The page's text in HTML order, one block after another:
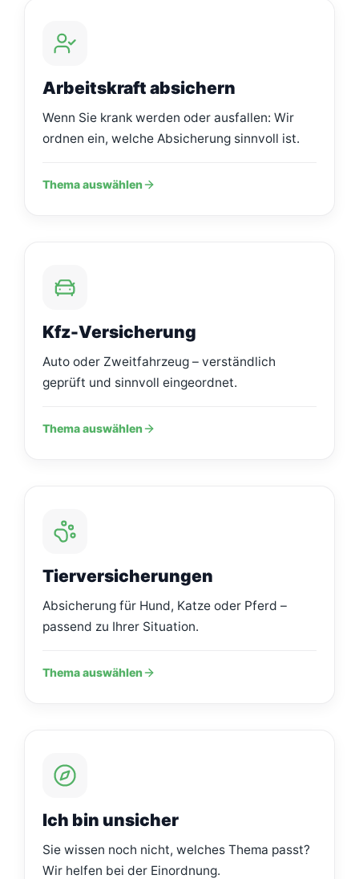
Arbeitskraft absichern
Wenn Sie krank werden oder ausfallen: Wir
ordnen ein, welche Absicherung sinnvoll ist.
Thema auswählen
Kfz-Versicherung
Auto oder Zweitfahrzeug – verständlich
geprüft und sinnvoll eingeordnet.
Thema auswählen
Tierversicherungen
Absicherung für Hund, Katze oder Pferd –
passend zu Ihrer Situation.
Thema auswählen
Ich bin unsicher
Sie wissen noch nicht, welches Thema passt?
Wir helfen bei der Einordnung.